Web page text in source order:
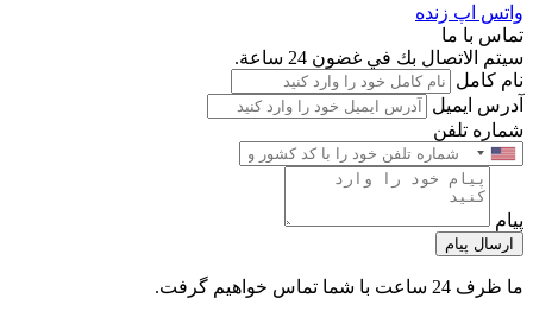
واتس اپ زنده
تماس با ما
سيتم الاتصال بك في غضون 24 ساعة.
نام کامل
آدرس ایمیل
شماره تلفن
پیام
ارسال پیام
ما ظرف 24 ساعت با شما تماس خواهیم گرفت.